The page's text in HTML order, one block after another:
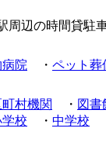
周辺の時間貸駐
院 ・ ペット葬
村機関 ・ 図書
校 ・ 中学校